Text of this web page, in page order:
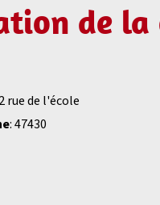
de la
rue de l'école
: 47430